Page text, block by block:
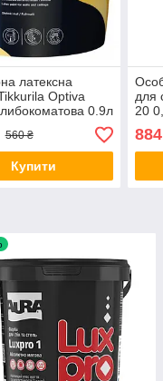
латексна
Optiva
0.9л
560 ₴
Купити
для
20
884